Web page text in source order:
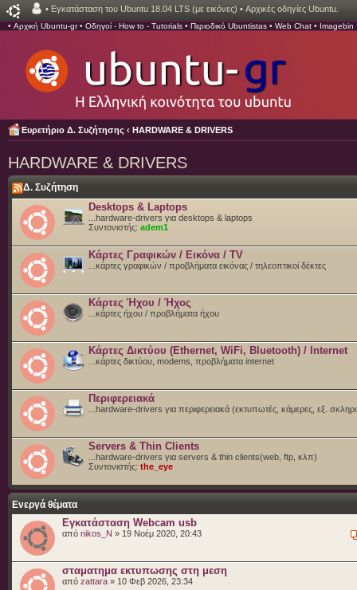
• Εγκατάσταση του Ubuntu 18.04 LTS (με εικόνες) • Αρχικές οδηγίες Ubuntu.
• Αρχική Ubuntu-gr• Οδηγοί - How to - Tutorials • Περιοδικό Ubuntistas • Web Chat • Imagebin
Ευρετήριο Δ. Συζήτησης ‹ HARDWARE & DRIVERS
HARDWARE & DRIVERS
Δ. Συζήτηση
Desktops & Laptops
...hardware-drivers για desktops & laptops
Συντονιστής: adem1
Κάρτες Γραφικών / Εικόνα / TV
...κάρτες γραφικών / προβλήματα εικόνας / τηλεοπτικοί δέκτες
Κάρτες Ήχου / Ήχος
...κάρτες ήχου / προβλήματα ήχου
Κάρτες Δικτύου (Ethernet, WiFi, Bluetooth) / Internet
...κάρτες δικτύου, modems, προβλήματα internet
Περιφερειακά
...hardware-drivers για περιφερειακά (εκτυπωτές, κάμερες, εξ.
Servers & Thin Clients
...hardware-drivers για servers & thin clients(web, ftp, κλπ)
Συντονιστής: the_eye
Ενεργά θέματα
Εγκατάσταση Webcam usb
από nikos_N » 19 Νοέμ 2020, 20:43
σταματημα εκτυπωσης στη μεση
από zattara » 10 Φεβ 2026, 23:34